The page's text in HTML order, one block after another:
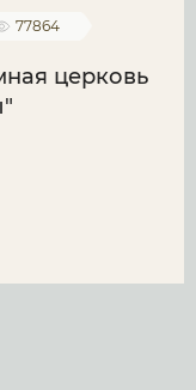
77864
церковь